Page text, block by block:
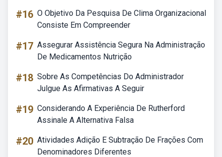
#16 O Objetivo Da Pesquisa De Clima Organizacional
Consiste Em Compreender
#17 Assegurar Assistência Segura Na Administração
De Medicamentos Nutrição
#18 Sobre As Competências Do Administrador
Julgue As Afirmativas A Seguir
#19 Considerando A Experiência De Rutherford
Assinale A Alternativa Falsa
#20 Atividades Adição E Subtração De Frações Com
Denominadores Diferentes